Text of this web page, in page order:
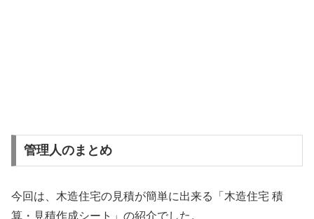
管理人のまとめ
今回は、木造住宅の見積が簡単に出来る「木造住宅 積
算・見積作成シート」の紹介でした。